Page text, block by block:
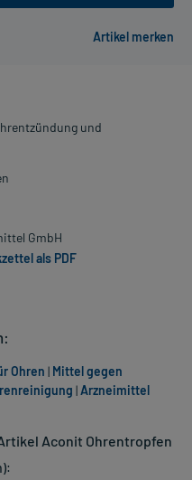
und
GmbH
als PDF
Aconit Ohrentropfen
Ohren | Mittel gegen
|Arzneimittel